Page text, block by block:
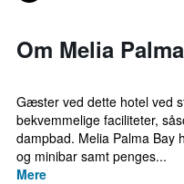
Om Melia
Gæster ved dette hotel ved
bekvemmelige faciliteter,
dampbad. Melia Palma Bay
og minibar samt penges...
Mere